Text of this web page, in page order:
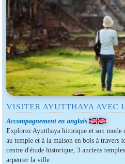
VISITER AYUTTHAYA AVEC
Accompagnement en anglais
Explorez Ayutthaya hitorique et son mode
au temple et à la maison en bois à travers
centre d'étude historique, 3 anciens
arpenter la ville .